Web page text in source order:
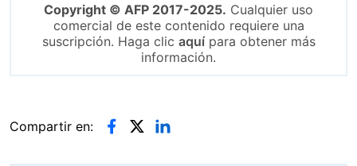
Copyright © AFP 2017-2025. Cualquier uso
comercial de este contenido requiere una
suscripción. Haga clic aquípara obtener más
información.
Compartir en: